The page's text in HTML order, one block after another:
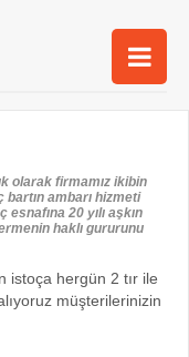
olarak firmamız ikibin
bartın ambarı hizmeti
20 yılı aşkın
haklı gururunu
istoça hergün 2 tır ile
müşterilerinizin